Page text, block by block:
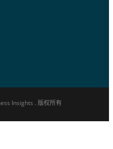
Insights . 版权所有